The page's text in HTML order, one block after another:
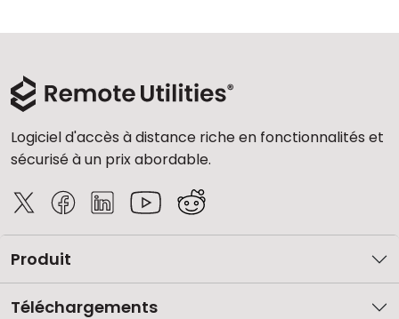
Logiciel d'accès à distance riche en fonctionnalités et
sécurisé à un prix abordable.
Produit
Téléchargements